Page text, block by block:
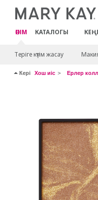
ӨНІМ КАТАЛОГЫ
Теріге күтім жасау
Кері Хош иіс Ерлер